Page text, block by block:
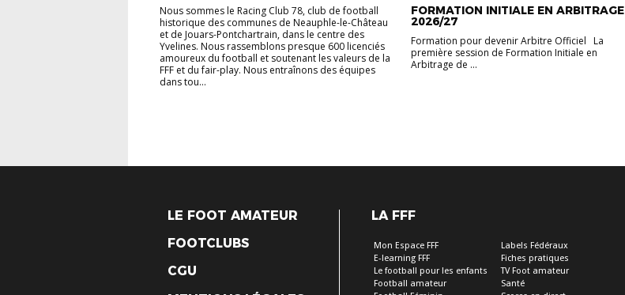
Nous sommes le Racing Club 78, club de football
historique des communes de Neauphle-le-Château
et de Jouars-Pontchartrain, dans le centre des
Yvelines. Nous rassemblons presque 600 licenciés
amoureux du football et soutenant les valeurs de la
FFF et du fair-play. Nous entraînons des équipes
dans tou...
FORMATION INITIALE EN ARBITRAGE
2026/27
Formation pour devenir Arbitre Officiel La
première session de Formation Initiale en
Arbitrage de ...
LE FOOT AMATEUR
FOOTCLUBS
CGU
LA FFF
Mon Espace FFF
E-learning FFF
Le football pour les enfants
Football amateur
Labels Fédéraux
Fiches pratiques
TV Foot amateur
Santé